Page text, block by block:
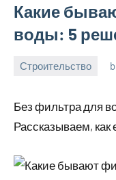
Какие
воды: 5
Строительство
2025
Без фильтра для
Рассказываем, как